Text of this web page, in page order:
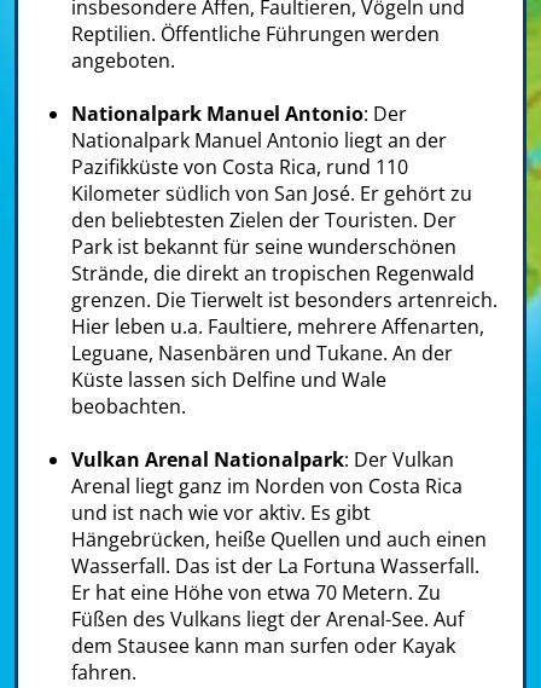
insbesondere Affen, Faultieren, Vögeln und
Reptilien. Öffentliche Führungen werden
angeboten.
Nationalpark Manuel Antonio: Der
Nationalpark Manuel Antonio liegt an der
Pazifikküste von Costa Rica, rund 110
Kilometer südlich von San José. Er gehört zu
den beliebtesten Zielen der Touristen. Der
Park ist bekannt für seine wunderschönen
Strände, die direkt an tropischen Regenwald
grenzen. Die Tierwelt ist besonders artenreich.
Hier leben u.a. Faultiere, mehrere Affenarten,
Leguane, Nasenbären und Tukane. An der
Küste lassen sich Delfine und Wale
beobachten.
Vulkan Arenal Nationalpark: Der Vulkan
Arenal liegt ganz im Norden von Costa Rica
und ist nach wie vor aktiv. Es gibt
Hängebrücken, heiße Quellen und auch einen
Wasserfall. Das ist der La Fortuna Wasserfall.
Er hat eine Höhe von etwa 70 Metern. Zu
Füßen des Vulkans liegt der Arenal-See. Auf
dem Stausee kann man surfen oder Kayak
fahren.